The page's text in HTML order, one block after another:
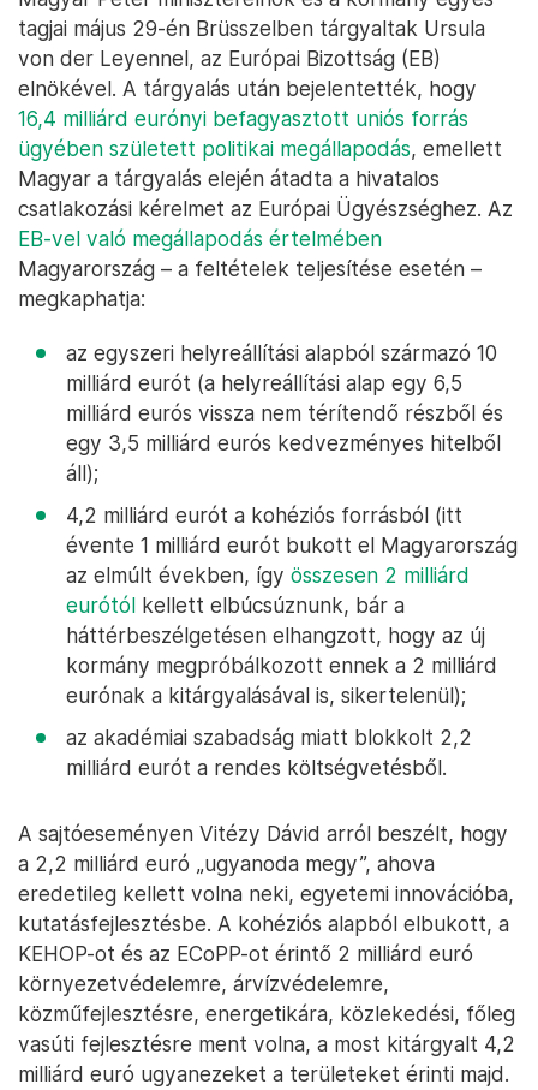
tagjai május 29-én Brüsszelben tárgyaltak Ursula
von der Leyennel, az Európai Bizottság (EB)
elnökével. A tárgyalás után bejelentették, hogy
16,4 milliárd eurónyi befagyasztott uniós forrás
ügyében született politikai megállapodás, emellett
Magyar a tárgyalás elején átadta a hivatalos
csatlakozási kérelmet az Európai Ügyészséghez. Az
EB-vel való megállapodás értelmében
Magyarország – a feltételek teljesítése esetén –
megkaphatja:
az egyszeri helyreállítási alapból származó 10
milliárd eurót (a helyreállítási alap egy 6,5
milliárd eurós vissza nem térítendő részből és
egy 3,5 milliárd eurós kedvezményes hitelből
áll);
4,2 milliárd eurót a kohéziós forrásból (itt
évente 1 milliárd eurót bukott el Magyarország
az elmúlt években, így összesen 2 milliárd
eurótól kellett elbúcsúznunk, bár a
háttérbeszélgetésen elhangzott, hogy az új
kormány megpróbálkozott ennek a 2 milliárd
eurónak a kitárgyalásával is, sikertelenül);
az akadémiai szabadság miatt blokkolt 2,2
milliárd eurót a rendes költségvetésből.
A sajtóeseményen Vitézy Dávid arról beszélt, hogy
a 2,2 milliárd euró „ugyanoda megy”, ahova
eredetileg kellett volna neki, egyetemi innovációba,
kutatásfejlesztésbe. A kohéziós alapból elbukott, a
KEHOP-ot és az ECoPP-ot érintő 2 milliárd euró
környezetvédelemre, árvízvédelemre,
közműfejlesztésre, energetikára, közlekedési, főleg
vasúti fejlesztésre ment volna, a most kitárgyalt 4,2
milliárd euró ugyanezeket a területeket érinti majd.